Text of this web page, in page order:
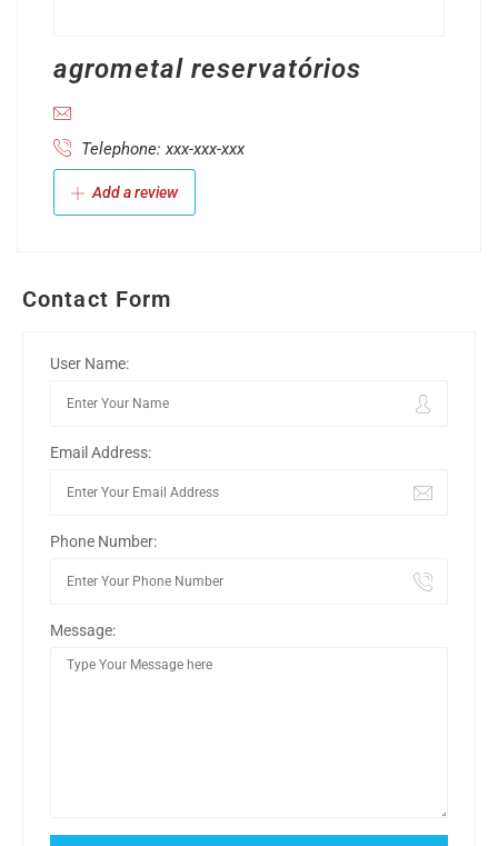
agrometal reservatórios
Telephone: xxx-xxx-xxx
Add a review
Contact Form
User Name:
Email Address:
Phone Number:
Message: